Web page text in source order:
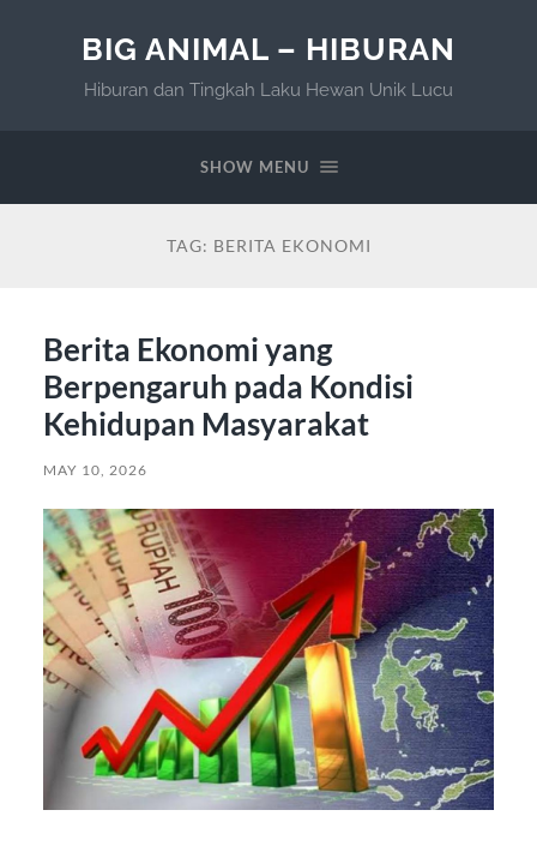
BIG ANIMAL – HIBURAN
Hiburan dan Tingkah Laku Hewan Unik Lucu
SHOW MENU
TAG: BERITA EKONOMI
Berita Ekonomi yang
Berpengaruh pada Kondisi
Kehidupan Masyarakat
MAY 10, 2026